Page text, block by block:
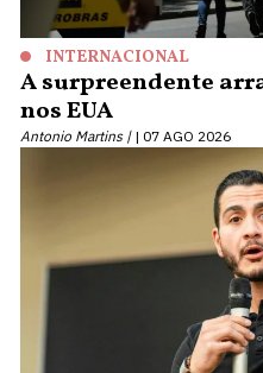
INTERNACIONAL
A surpreendente
nos EUA
Antonio Martins | 07 AGO 2026